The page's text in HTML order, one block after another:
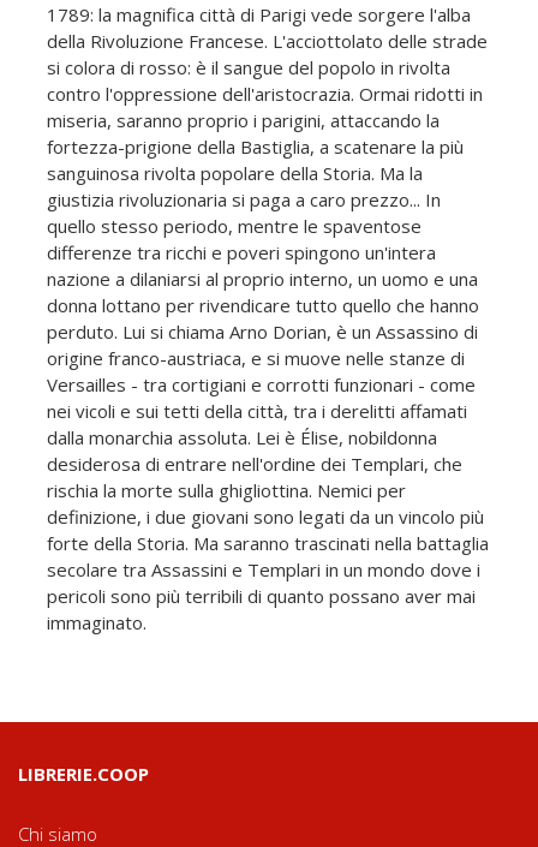
1789: la magnifica città di Parigi vede sorgere l'alba
della Rivoluzione Francese. L'acciottolato delle strade
si colora di rosso: è il sangue del popolo in rivolta
contro l'oppressione dell'aristocrazia. Ormai ridotti in
miseria, saranno proprio i parigini, attaccando la
fortezza-prigione della Bastiglia, a scatenare la più
sanguinosa rivolta popolare della Storia. Ma la
giustizia rivoluzionaria si paga a caro prezzo... In
quello stesso periodo, mentre le spaventose
differenze tra ricchi e poveri spingono un'intera
nazione a dilaniarsi al proprio interno, un uomo e una
donna lottano per rivendicare tutto quello che hanno
perduto. Lui si chiama Arno Dorian, è un Assassino di
origine franco-austriaca, e si muove nelle stanze di
Versailles - tra cortigiani e corrotti funzionari - come
nei vicoli e sui tetti della città, tra i derelitti affamati
dalla monarchia assoluta. Lei è Élise, nobildonna
desiderosa di entrare nell'ordine dei Templari, che
rischia la morte sulla ghigliottina. Nemici per
definizione, i due giovani sono legati da un vincolo più
forte della Storia. Ma saranno trascinati nella battaglia
secolare tra Assassini e Templari in un mondo dove i
pericoli sono più terribili di quanto possano aver mai
immaginato.
LIBRERIE.COOP
Chi siamo